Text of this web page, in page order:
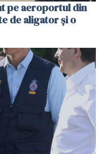
pe aeroportul din
de aligator și o